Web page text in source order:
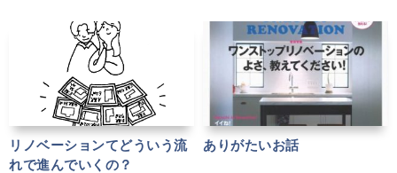
リノベーションてどういう流
れで進んでいくの？
ありがたいお話